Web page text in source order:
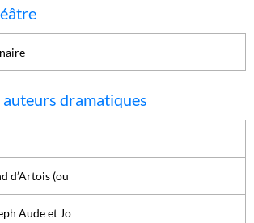
dramatiques
d’Artois (ou
Aude et Jo